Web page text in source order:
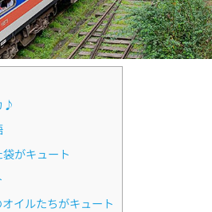
♪
袋がキュート
オイルたちがキュート